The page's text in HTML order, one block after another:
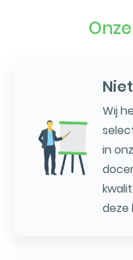
Wij
in
deze